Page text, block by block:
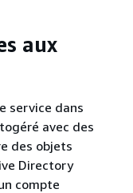
aux
service dans
avec des
des objets
Directory
compte